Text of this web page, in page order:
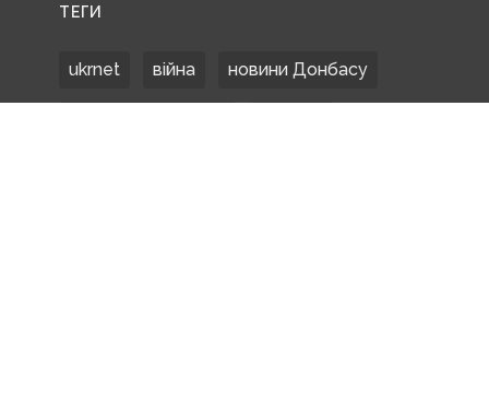
ТЕГИ
ukrnet війна новини Донбасу